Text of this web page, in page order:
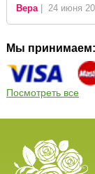
Вера| 24 июня
Мы принимаем:
Посмотреть все